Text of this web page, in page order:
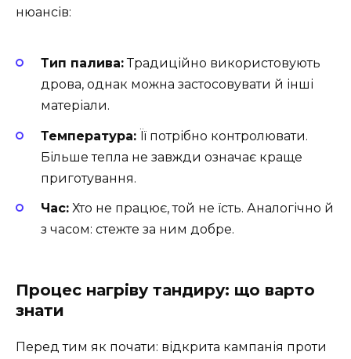
нюансів:
Тип палива:Традиційно використовують
дрова, однак можна застосовувати й інші
матеріали.
Температура: Її потрібно контролювати.
Більше тепла не завжди означає краще
приготування.
Час: Хто не працює, той не їсть. Аналогічно й
з часом: стежте за ним добре.
Процес нагріву тандиру: що варто
знати
Перед тим як почати: відкрита кампанія проти